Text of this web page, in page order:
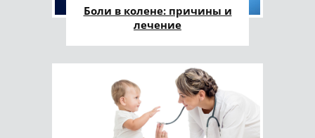
Боли в колене: причины и
лечение